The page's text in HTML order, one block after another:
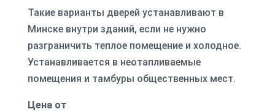
Такие варианты дверей устанавливают в
Минске внутри зданий, если не нужно
разграничить теплое помещение и холодное.
Устанавливается в неотапливаемые
помещения и тамбуры общественных мест.
Цена от